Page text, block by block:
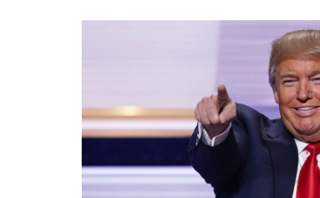
The Bear. Los nuevos episodios
la expansión del restaurante de
Sydney y Richie, explorando nuevas
dinámicas y retos. El elenco
regresa, mientras los fans esperan
imágenes promocionales.